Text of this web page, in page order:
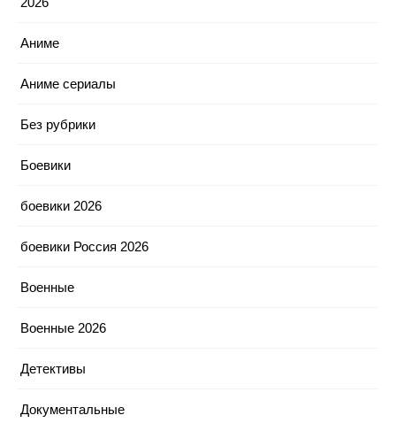
Аниме
Аниме сериалы
Без рубрики
Боевики
боевики 2026
боевики Россия 2026
Военные
Военные 2026
Детективы
Документальные